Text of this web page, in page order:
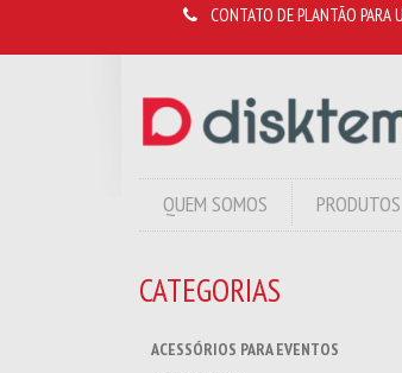
CONTATO DE PLANTÃO PARA
QUEM SOMOS PRODUTOS
CATEGORIAS
ACESSÓRIOS PARA EVENTOS